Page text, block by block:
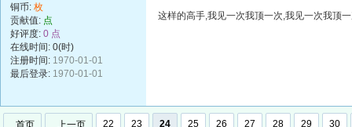
铜币: 枚
贡献值: 点
好评度: 0 点
在线时间: 0(时)
注册时间: 1970-01-01
最后登录: 1970-01-01
这样的高手,我见一次我顶一次,我见一次我顶
首页 上一页 22 23 24 25 26 27 28 29 30